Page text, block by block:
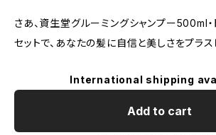
さあ、資生堂グルーミングシャンプー500ml
セットで、あなたの髪に自信と美しさをプラス
International shipping
Add to cart